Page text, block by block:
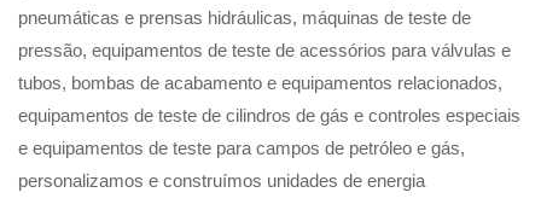
pneumáticas e prensas hidráulicas, máquinas de teste de
pressão, equipamentos de teste de acessórios para válvulas e
tubos, bombas de acabamento e equipamentos relacionados,
equipamentos de teste de cilindros de gás e controles especiais
e equipamentos de teste para campos de petróleo e gás,
personalizamos e construímos unidades de energia